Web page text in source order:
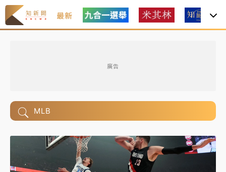
最新
廣告
MLB